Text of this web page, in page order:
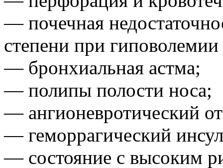
— почечная
степени при
— бронхиальная астма;
— полипы полости носа;
— ангионевротический
— геморрагический
— состояние с высоким